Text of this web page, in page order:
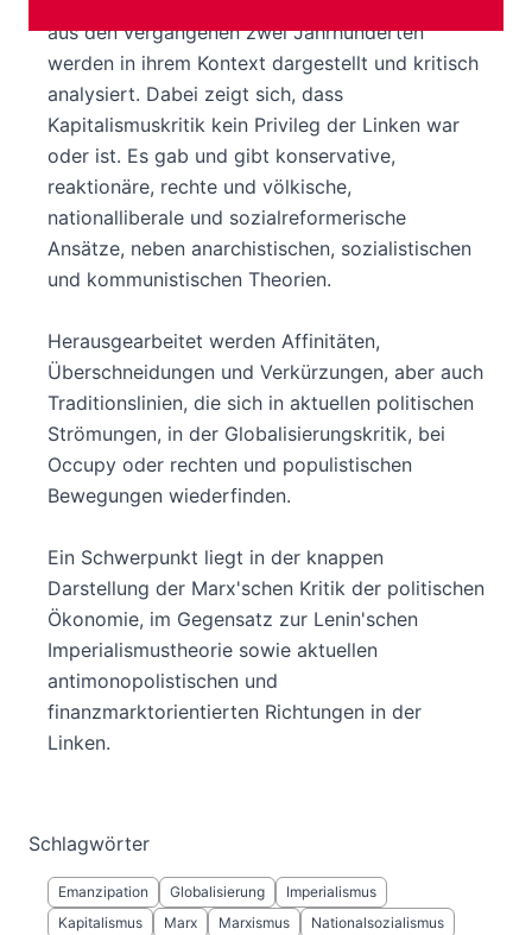
aus den vergangenen zwei Jahrhunderten
werden in ihrem Kontext dargestellt und kritisch
analysiert. Dabei zeigt sich, dass
Kapitalismuskritik kein Privileg der Linken war
oder ist. Es gab und gibt konservative,
reaktionäre, rechte und völkische,
nationalliberale und sozialreformerische
Ansätze, neben anarchistischen, sozialistischen
und kommunistischen Theorien.
Herausgearbeitet werden Affinitäten,
Überschneidungen und Verkürzungen, aber auch
Traditionslinien, die sich in aktuellen politischen
Strömungen, in der Globalisierungskritik, bei
Occupy oder rechten und populistischen
Bewegungen wiederfinden.
Ein Schwerpunkt liegt in der knappen
Darstellung der Marx'schen Kritik der politischen
Ökonomie, im Gegensatz zur Lenin'schen
Imperialismustheorie sowie aktuellen
antimonopolistischen und
finanzmarktorientierten Richtungen in der
Linken.
Schlagwörter
Emanzipation Globalisierung
Imperialismus
Kapitalismus
Marx Marxismus Nationalsozialismus